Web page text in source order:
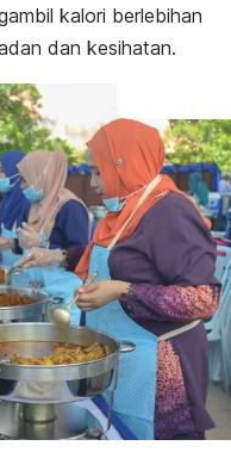
kalori berlebihan
dan kesihatan.